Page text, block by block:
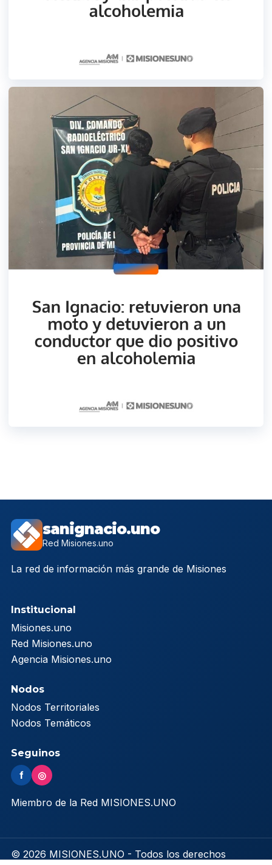
sanignacio.uno
Red Misiones.uno
La red de información más grande de Misiones
Institucional
Misiones.uno
Red Misiones.uno
Agencia Misiones.uno
Nodos
Nodos Territoriales
Nodos Temáticos
Seguinos
f ◎
Miembro de la Red MISIONES.UNO
© 2026 MISIONES.UNO - Todos los derechos